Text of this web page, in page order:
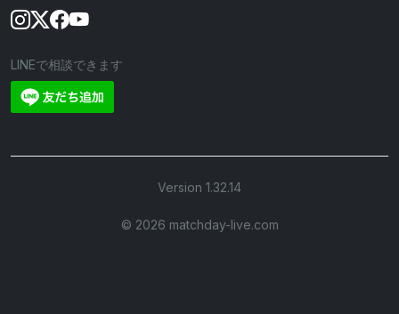
LINEで相談できます
Version 1.32.14
©︎ 2026 matchday-live.com